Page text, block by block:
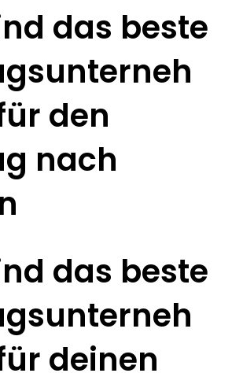
das beste
den
nach
das beste
deinen